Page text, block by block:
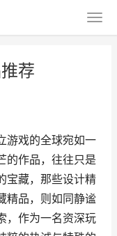
荐
游戏的全球宛如一
的作品，往往只是
宝藏，那些设计精
精品，则如同静谧
，作为一名资深玩